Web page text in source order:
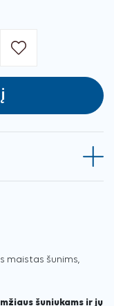
maistas šunims,
šuniukams ir jų